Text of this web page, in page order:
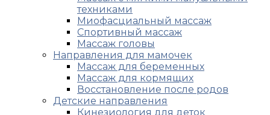
техниками
Миофасциальный массаж
Спортивный массаж
Массаж головы
Направления для мамочек
Массаж для беременных
Массаж для кормящих
Восстановление после родов
Детские направления
Кинезиология для деток